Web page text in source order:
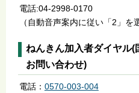
電話:04-2998-0170
（自動音声案内に従い「2」を
ねんきん加入者ダイヤル(
お問い合わせ)
電話： 0570-003-004